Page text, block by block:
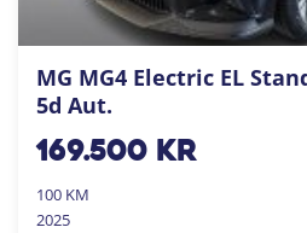
MG MG4 Electric EL
5d Aut.
169.500kr
100 KM
2025